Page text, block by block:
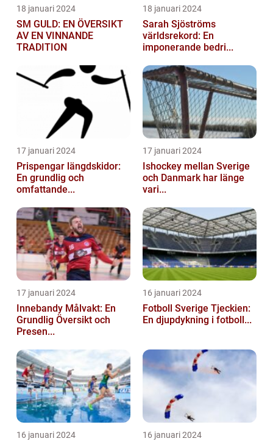
18 januari 2024
SM GULD: EN ÖVERSIKT
AV EN VINNANDE
TRADITION
18 januari 2024
Sarah Sjöströms
världsrekord: En
imponerande bedri...
17 januari 2024
Prispengar längdskidor:
En grundlig och
omfattande...
17 januari 2024
Ishockey mellan Sverige
och Danmark har länge
vari...
17 januari 2024
Innebandy Målvakt: En
Grundlig Översikt och
Presen...
16 januari 2024
Fotboll Sverige Tjeckien:
En djupdykning i fotboll...
16 januari 2024 16 januari 2024